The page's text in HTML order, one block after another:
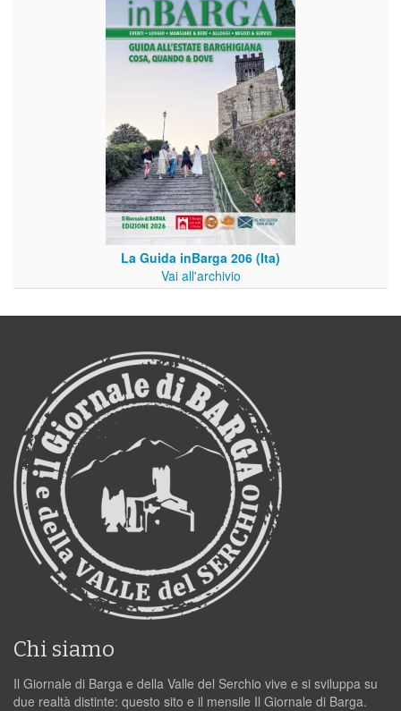
La Guida inBarga 206 (Ita)
Vai all'archivio
Chi siamo
Il Giornale di Barga e della Valle del Serchio vive e si sviluppa su
due realtà distinte: questo sito e il mensile Il Giornale di Barga.